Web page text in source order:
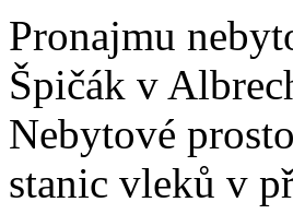
Pronajmu
Špičák v
Nebytové
stanic vleků v